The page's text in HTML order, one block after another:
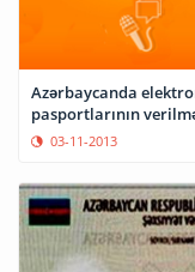
Azərbaycanda
pasportlarının
03-11-2013